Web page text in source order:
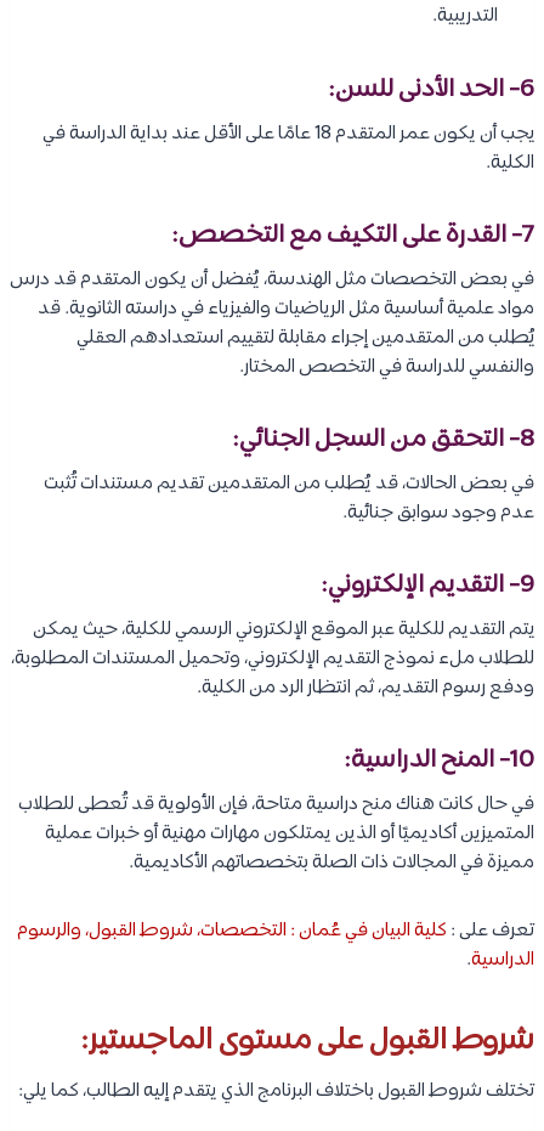
التدريبية.
6- الحد الأدنى للسن:
يجب أن يكون عمر المتقدم 18 عامًا على الأقل عند بداية الدراسة في
الكلية.
7- القدرة على التكيف مع التخصص:
في بعض التخصصات مثل الهندسة، يُفضل أن يكون المتقدم قد درس
مواد علمية أساسية مثل الرياضيات والفيزياء في دراسته الثانوية. قد
يُطلب من المتقدمين إجراء مقابلة لتقييم استعدادهم العقلي
والنفسي للدراسة في التخصص المختار.
8- التحقق من السجل الجنائي:
في بعض الحالات، قد يُطلب من المتقدمين تقديم مستندات تُثبت
عدم وجود سوابق جنائية.
9- التقديم الإلكتروني:
يتم التقديم للكلية عبر الموقع الإلكتروني الرسمي للكلية، حيث يمكن
للطلاب ملء نموذج التقديم الإلكتروني، وتحميل المستندات المطلوبة،
ودفع رسوم التقديم، ثم انتظار الرد من الكلية.
10- المنح الدراسية:
في حال كانت هناك منح دراسية متاحة، فإن الأولوية قد تُعطى للطلاب
المتميزين أكاديميًا أو الذين يمتلكون مهارات مهنية أو خبرات عملية
مميزة في المجالات ذات الصلة بتخصصاتهم الأكاديمية.
تعرف على : كلية البيان في عُمان : التخصصات، شروط القبول، والرسوم
الدراسية.
شروط القبول على مستوى الماجستير:
تختلف شروط القبول باختلاف البرنامج الذي يتقدم إليه الطالب، كما يلي: